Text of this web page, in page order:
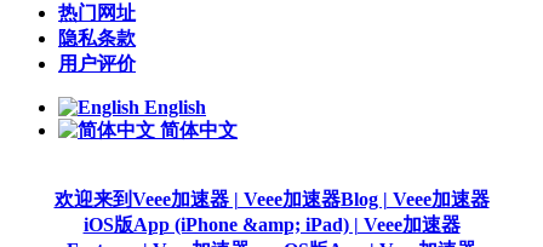
热门网址
隐私条款
用户评价
English
简体中文
欢迎来到Veee加速器 | Veee加速器Blog | Veee加速器
iOS版App (iPhone &amp; iPad) | Veee加速器